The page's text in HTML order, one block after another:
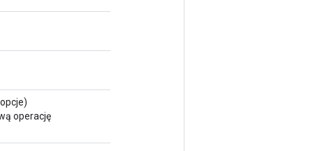
opcje)
operację